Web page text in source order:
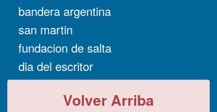
bandera argentina
san martin
fundacion de salta
dia del escritor
Volver Arriba